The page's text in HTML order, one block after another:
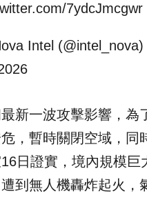
7ydcJmcgwr
Intel (@intel_nova)
新一波攻擊影響，為
，暫時關閉空域，同
日證實，境內規模巨
到無人機轟炸起火，